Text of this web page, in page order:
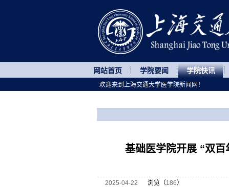
网站首页 学院要闻 学院快讯
基础医学院开展 “双百
2025-04-22 浏览（186）
欢迎来到上海交通大学医学院新闻网！